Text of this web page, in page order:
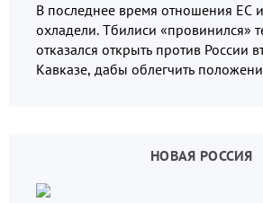
В последнее время отношения ЕС
охладели. Тбилиси «провинился»
отказался открыть против России
Кавказе, дабы облегчить
НОВАЯ РОССИЯ